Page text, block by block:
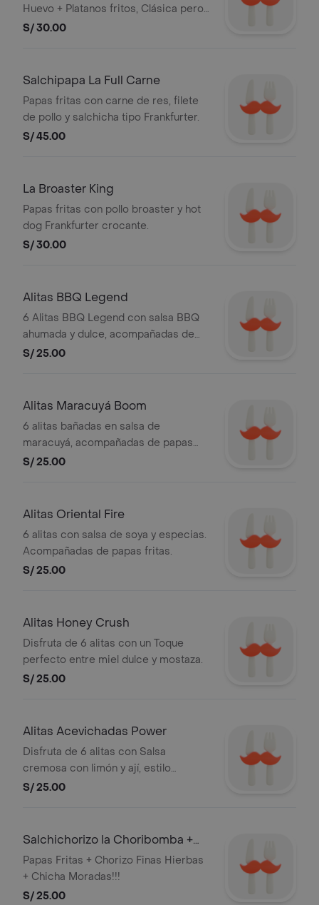
Huevo + Platanos fritos, Clásica pero
bien potente.
S/ 30.00
Salchipapa La Full Carne
Papas fritas con carne de res, filete
de pollo y salchicha tipo Frankfurter.
S/ 45.00
La Broaster King
Papas fritas con pollo broaster y hot
dog Frankfurter crocante.
S/ 30.00
Alitas BBQ Legend
6 Alitas BBQ Legend con salsa BBQ
ahumada y dulce, acompañadas de
papas fritas.
S/ 25.00
Alitas Maracuyá Boom
6 alitas bañadas en salsa de
maracuyá, acompañadas de papas
fritas.
S/ 25.00
Alitas Oriental Fire
6 alitas con salsa de soya y especias.
Acompañadas de papas fritas.
S/ 25.00
Alitas Honey Crush
Disfruta de 6 alitas con un Toque
perfecto entre miel dulce y mostaza.
S/ 25.00
Alitas Acevichadas Power
Disfruta de 6 alitas con Salsa
cremosa con limón y ají, estilo
peruano intenso.
S/ 25.00
Salchichorizo la Choribomba +
Chicha
Papas Fritas + Chorizo Finas Hierbas
+ Chicha Moradas!!!
S/ 25.00